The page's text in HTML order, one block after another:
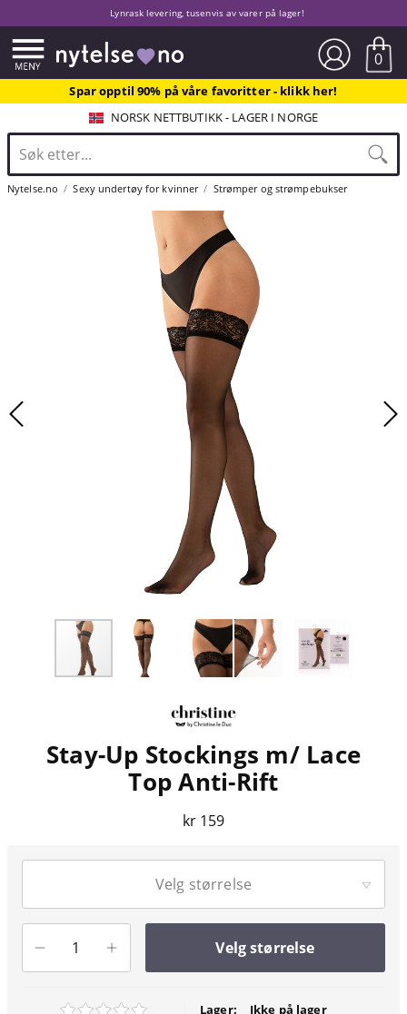
Lynrask levering, tusenvis av varer på lager!
0
Spar opptil 90% på våre favoritter - klikk her!
NORSK NETTBUTIKK - LAGER I NORGE
Nytelse.no Sexy undertøy for kvinner Strømper og strømpebukser
Stay-Up Stockings m/ Lace
Top Anti-Rift
kr 159
Velg størrelse
Velg størrelse
Lager:
Ikke på lager